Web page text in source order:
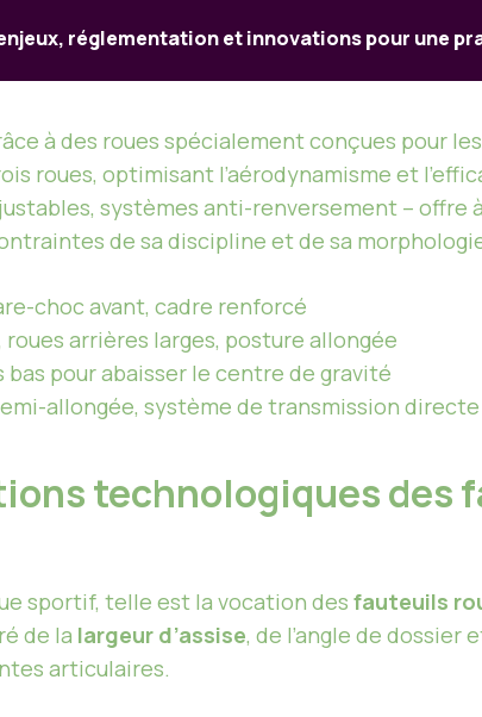
réglementation et innovations pour une
à des roues spécialement conçues pour
roues, optimisant l’aérodynamisme et
systèmes anti-renversement – offre
de sa discipline et de sa
choc avant, cadre renforcé
arrières larges, posture allongée
bas pour abaisser le centre de gravité
allongée, système de transmission directe
technologiques des
sportif, telle est la vocation des fauteuils
de la largeur d’assise, de l’angle de dossier
articulaires.